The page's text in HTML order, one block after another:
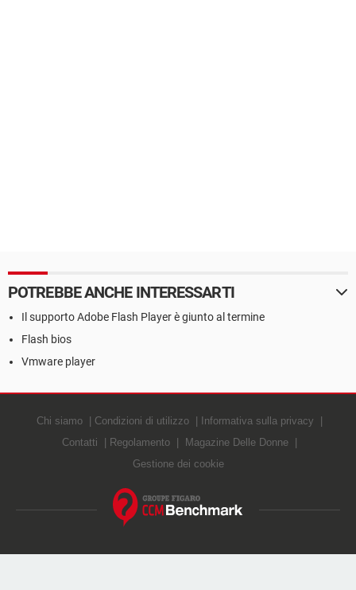
POTREBBE ANCHE INTERESSARTI
Il supporto Adobe Flash Player è giunto al termine
Flash bios
Vmware player
Chi siamo Condizioni di utilizzo
Informativa sulla privacy
Contatti
Regolamento
Magazine Delle Donne
Gestione dei cookie